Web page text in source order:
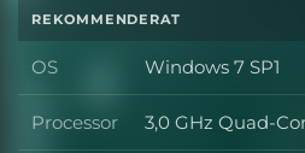
REKOMMENDERAT
OS OS
Windows 7 SP1
Processor Processor
3,0 GHz Quad-